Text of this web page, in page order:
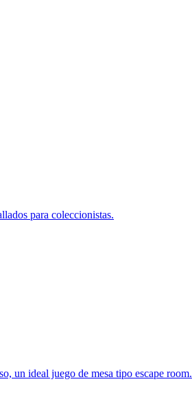
para coleccionistas.
un ideal juego de mesa tipo escape room.